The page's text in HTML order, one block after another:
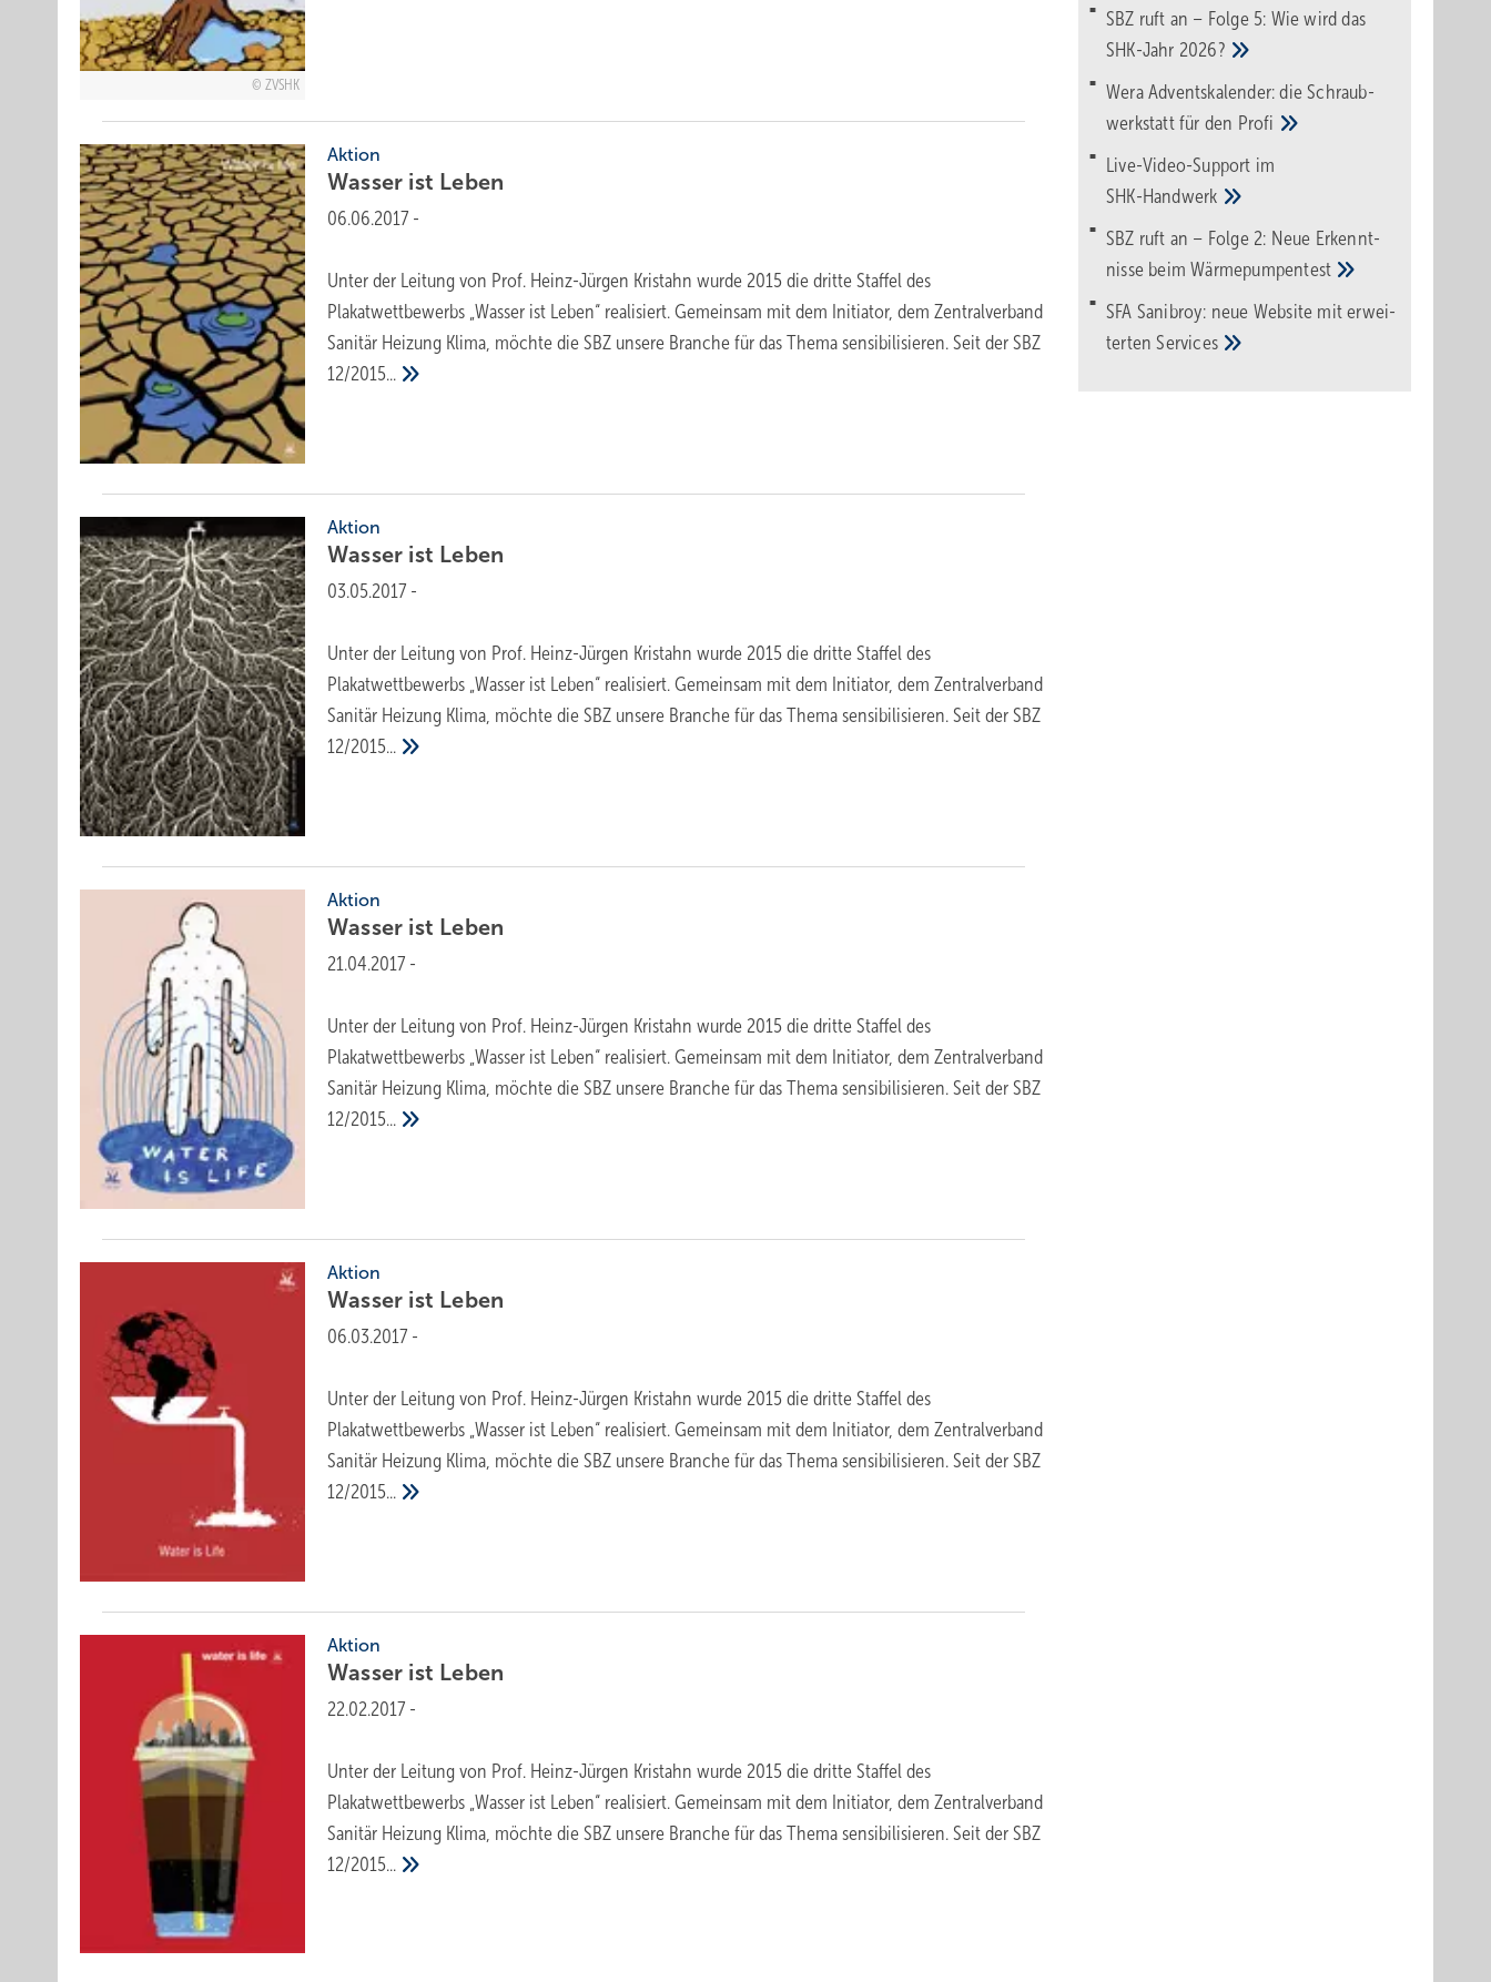
ZVSHK
Aktion
Wasser ist Leben
06.06.2017 -
Unter der Leitung von Prof. Heinz-Jürgen Kristahn wurde 2015 die dritte Staffel des
Plakatwettbewerbs „Wasser ist Leben“ realisiert. Gemeinsam mit dem Initiator, dem Zentralverband
Sanitär Heizung Klima, möchte die SBZ unsere Branche für das Thema sensibilisieren. Seit der SBZ
12/2015...
Aktion
Wasser ist Leben
03.05.2017 -
Unter der Leitung von Prof. Heinz-Jürgen Kristahn wurde 2015 die dritte Staffel des
Plakatwettbewerbs „Wasser ist Leben“ realisiert. Gemeinsam mit dem Initiator, dem Zentralverband
Sanitär Heizung Klima, möchte die SBZ unsere Branche für das Thema sensibilisieren. Seit der SBZ
12/2015...
Aktion
Wasser ist Leben
21.04.2017 -
Unter der Leitung von Prof. Heinz-Jürgen Kristahn wurde 2015 die dritte Staffel des
Plakatwettbewerbs „Wasser ist Leben“ realisiert. Gemeinsam mit dem Initiator, dem Zentralverband
Sanitär Heizung Klima, möchte die SBZ unsere Branche für das Thema sensibilisieren. Seit der SBZ
12/2015...
Aktion
Wasser ist Leben
06.03.2017 -
Unter der Leitung von Prof. Heinz-Jürgen Kristahn wurde 2015 die dritte Staffel des
Plakatwettbewerbs „Wasser ist Leben“ realisiert. Gemeinsam mit dem Initiator, dem Zentralverband
Sanitär Heizung Klima, möchte die SBZ unsere Branche für das Thema sensibilisieren. Seit der SBZ
12/2015...
Aktion
Wasser ist Leben
22.02.2017 -
Unter der Leitung von Prof. Heinz-Jürgen Kristahn wurde 2015 die dritte Staffel des
Plakatwettbewerbs „Wasser ist Leben“ realisiert. Gemeinsam mit dem Initiator, dem Zentralverband
Sanitär Heizung Klima, möchte die SBZ unsere Branche für das Thema sensibilisieren. Seit der SBZ
12/2015...
SBZ ruft an – Folge 5: Wie wird das
SHK-Jahr 2026?
Wera Adventskalender: die Schraub­
werk­statt für den Pro­fi
Live-Video-Support im
SHK-Handwerk
SBZ ruft an – Folge 2: Neue Erkennt­
nisse beimWärme­pumpen­test
SFA Sanibroy: neue Web­site mit erwei­
tertenServices